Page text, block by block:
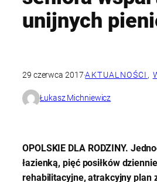
unijnych
29 czerwca 2017·AKTUALNOŚCI ,
Łukasz Michniewicz
OPOLSKIE DLA RODZINY.
łazienką, pięć posiłków
rehabilitacyjne, atrakcyjny plan